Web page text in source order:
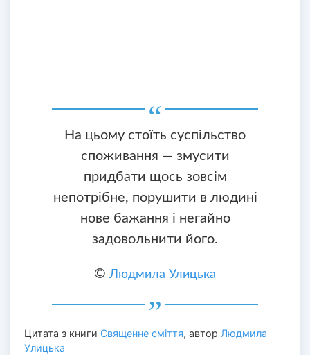
На цьому стоїть суспільство
споживання — змусити
придбати щось зовсім
непотрібне, порушити в людині
нове бажання і негайно
задовольнити його.
© Людмила Улицька
Цитата з книги Священне сміття, автор Людмила
Улицька